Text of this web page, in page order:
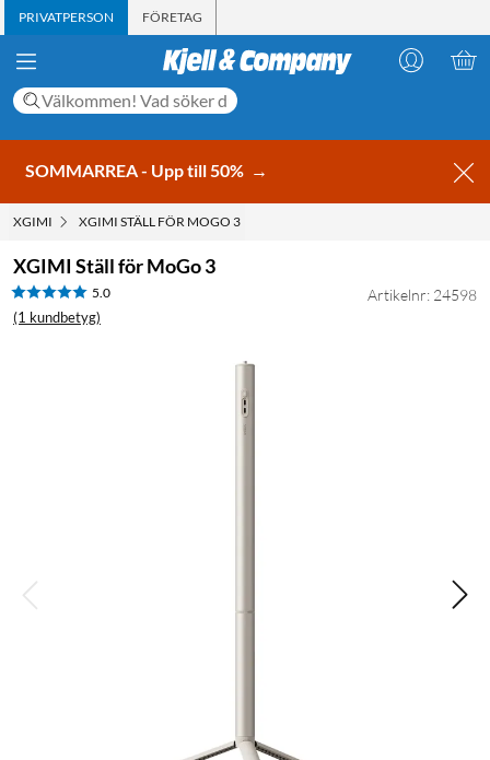
PRIVATPERSON FÖRETAG
SOMMARREA - Upp till 50% →
XGIMI XGIMI STÄLL FÖR MOGO 3
XGIMI Ställ för MoGo 3
5.0
(1 kundbetyg)
Artikelnr: 24598